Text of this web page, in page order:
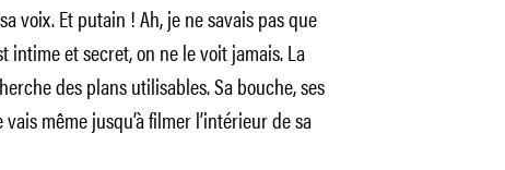
voix. Et putain ! Ah, je ne savais pas que
intime et secret, on ne le voit jamais. La
des plans utilisables. Sa bouche, ses
même jusqu’à filmer l’intérieur de sa